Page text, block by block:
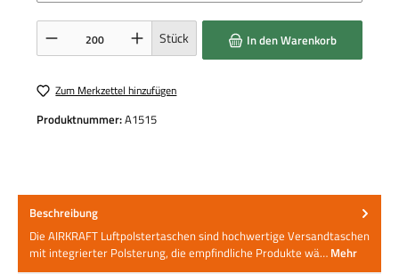
Produkt Anzahl: Gib den gewünschten Wert ein oder benutze die Schaltflächen um
Stück In den Warenkorb
Zum Merkzettel hinzufügen
Produktnummer:A1515
Beschreibung
Die AIRKRAFT Luftpolstertaschen sind hochwertige Versandtaschen
mit integrierter Polsterung, die empfindliche Produkte wä… Mehr